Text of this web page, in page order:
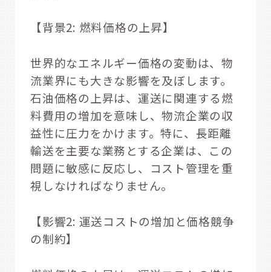
【背景2: 燃料価格の上昇】
世界的なエネルギー価格の変動は、物
流業界にも大きな影響を及ぼします。
石油価格の上昇は、運送に関連する燃
料費用の増加を意味し、物流企業の収
益性に圧力をかけます。特に、長距離
輸送を主要な業務とする企業は、この
問題に敏感に反応し、コスト管理を重
視しなければなりません。
【影響2: 運送コストの増加と価格競争
の制約】